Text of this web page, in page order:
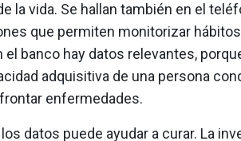
la vida. Se hallan también en el
que permiten monitorizar
banco hay datos relevantes,
adquisitiva de una persona
enfermedades.
datos puede ayudar a curar. La